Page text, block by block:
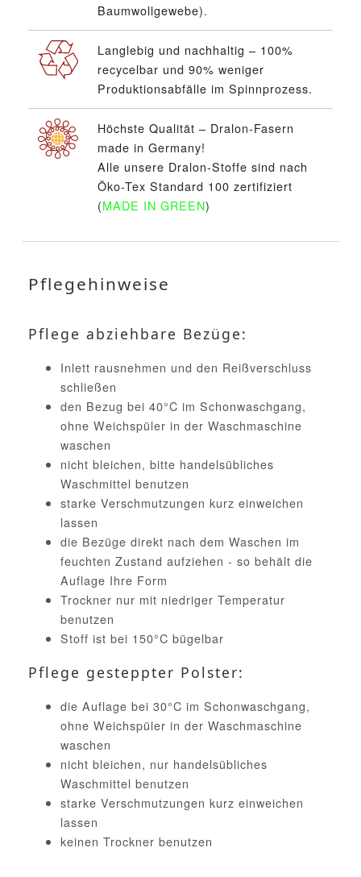
Baumwollgewebe).
Langlebig und nachhaltig – 100%
recycelbar und 90% weniger
Produktionsabfälle im Spinnprozess.
Höchste Qualität – Dralon-Fasern
made in Germany!
Alle unsere Dralon-Stoffe sind nach
Öko-Tex Standard 100 zertifiziert
(MADE IN GREEN)
Pflegehinweise
Pflege abziehbare Bezüge:
Inlett rausnehmen und den Reißverschluss
schließen
den Bezug bei 40°C im Schonwaschgang,
ohne Weichspüler in der Waschmaschine
waschen
nicht bleichen, bitte handelsübliches
Waschmittel benutzen
starke Verschmutzungen kurz einweichen
lassen
die Bezüge direkt nach dem Waschen im
feuchten Zustand aufziehen - so behält die
Auflage Ihre Form
Trockner nur mit niedriger Temperatur
benutzen
Stoff ist bei 150°C bügelbar
Pflege gesteppter Polster:
die Auflage bei 30°C im Schonwaschgang,
ohne Weichspüler in der Waschmaschine
waschen
nicht bleichen, nur handelsübliches
Waschmittel benutzen
starke Verschmutzungen kurz einweichen
lassen
keinen Trockner benutzen